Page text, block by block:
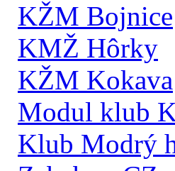
KŽM Bojnice
KMŽ Hôrky
KŽM Kokava
Modul klub
Klub Modrý